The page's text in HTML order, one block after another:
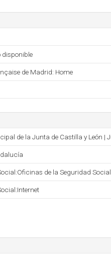
disponible
de Madrid: Home
de la Junta de Castilla y León |
de la Seguridad Social